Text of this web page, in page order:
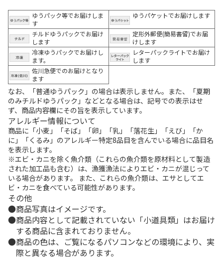
ゆうパック等でお届けしま
す
ゆうパケットでお届けします
チルドゆうパックでお届け
します
定形外郵便(簡易書留)でお届
けします
冷凍ゆうパックでお届けし
ます。
レターパックライトでお届け
します
佐川急便でのお届けとなり
ます
なお、「普通ゆうパック」の場合は表示しません。また、「夏期
のみチルドゆうパック」などとなる場合は、記号での表示はせ
ず、商品内容欄にその旨を表示しています。
アレルギー情報について
商品に「小麦」「そば」「卵」「乳」「落花生」「えび」「か
に」「くるみ」のアレルギー特定8品目を含んでいる場合に品目名
を表示します。
※エビ・カニを除く魚介類（これらの魚介類を原材料として製造
された加工品も含む）は、漁獲漁法によりエビ・カニが混じって
いる場合があります。 また、これらの魚介類は、エサとしてエ
ビ・カニを食べている可能性があります。
その他
商品写真はイメージです。
商品内容として記載されていない「小道具類」はお届け
する商品に含まれておりません。
商品の色は、ご覧になるパソコンなどの環境により、実
際と異なる場合があります。